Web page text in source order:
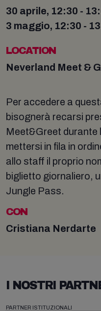
30 aprile, 12:30 -
3 maggio, 12:30 -
LOCATION
Neverland Meet &
Per accedere a
bisognerà recarsi
Meet&Greet durante
mettersi in fila in
allo staff il proprio
biglietto giornaliero,
Jungle Pass.
CON
Cristiana Nerdarte
I NOSTRI
PARTNER ISTITUZIONALI